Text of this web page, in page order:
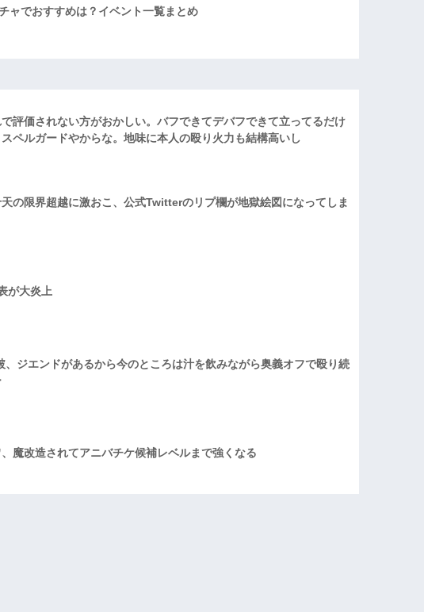
ャでおすすめは？イベント一覧まとめ
で評価されない方がおかしい。バフできてデバフできて立ってるだけ
ペルガードやからな。地味に本人の殴り火力も結構高いし
天の限界超越に激おこ、公式Twitterのリプ欄が地獄絵図になってしま
が大炎上
、ジエンドがあるから今のところは汁を飲みながら奥義オフで殴り続
、魔改造されてアニバチケ候補レベルまで強くなる